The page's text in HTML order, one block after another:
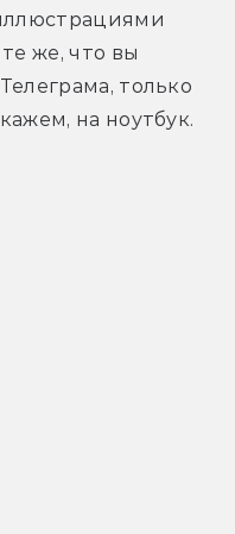
же, что вы
только
на ноутбук.